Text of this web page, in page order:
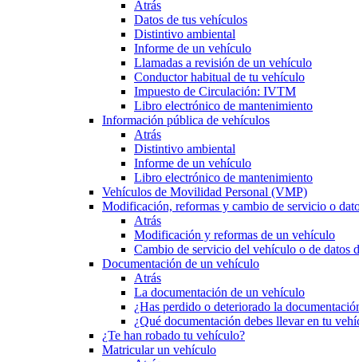
Atrás
Datos de tus vehículos
Distintivo ambiental
Informe de un vehículo
Llamadas a revisión de un vehículo
Conductor habitual de tu vehículo
Impuesto de Circulación: IVTM
Libro electrónico de mantenimiento
Información pública de vehículos
Atrás
Distintivo ambiental
Informe de un vehículo
Libro electrónico de mantenimiento
Vehículos de Movilidad Personal (VMP)
Modificación, reformas y cambio de servicio o
Atrás
Modificación y reformas de un vehículo
Cambio de servicio del vehículo o de datos
Documentación de un vehículo
Atrás
La documentación de un vehículo
¿Has perdido o deteriorado la
¿Qué documentación debes llevar en tu
¿Te han robado tu vehículo?
Matricular un vehículo